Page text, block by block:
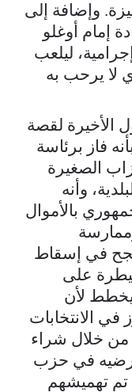
وإضافة إلى
إمام أوغلو
ليلعب
لا يرحب به
الأخيرة لقصة
فاز برئاسة
الصغيرة
وأنه
بالأموال
في إسقاط
على
لأن
في الانتخابات
من خلال شراء
في حزب
تم تهميشهم